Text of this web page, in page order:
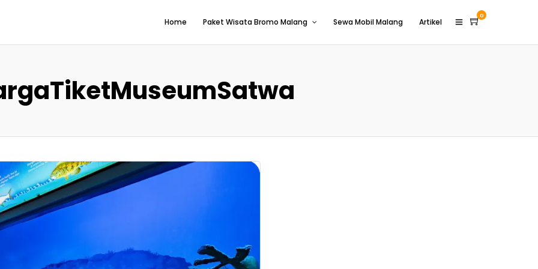
Home Paket Wisata Bromo Malang Sewa Mobil Malang Artikel
0